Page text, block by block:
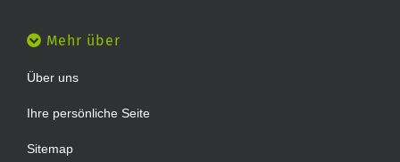
Mehr über
Über uns
Ihre persönliche Seite
Sitemap